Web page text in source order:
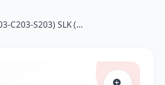
WH 748 MERCEDES C-KLASSE (W203-C203-S203) SLK (R170) 112 094 04 04 Hava Filtresi